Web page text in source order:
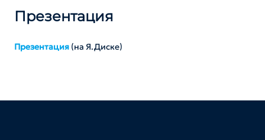
Презентация
Презентация (на Я.Диске)